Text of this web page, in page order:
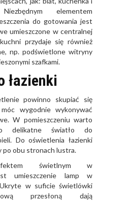
elementem
do gotowania jest
umieszczone w centralnej
przydaje się również
np. podświetlone witryny
szafkami.
łazienki
powinno skupiać się
wygodnie wykonywać
W pomieszczeniu warto
delikatne światło do
Do oświetlenia łazienki
po obu stronach lustra.
świetlnym w
umieszczenie lamp w
w suficie świetlówki
przesłoną dają